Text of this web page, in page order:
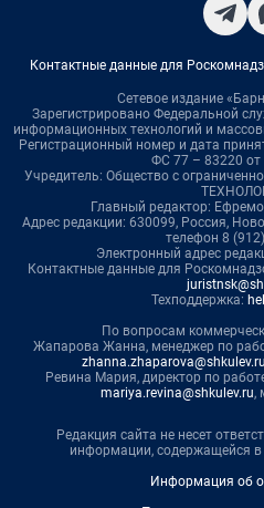
Контактные данные для
Сетевое издание
Зарегистрировано Федеральной
информационных технологий и
Регистрационный номер и дата
ФС 77 – 83220 от
Учредитель: Общество с
Главный редактор:
Адрес редакции: 630099, Россия,
телефон 8
Электронный адрес
Контактные данные для
Техподдержка:
По вопросам
Жапарова Жанна, менеджер по
zhanna.zhaparova@shkulev.ru
Ревина Мария, директор по
mariya.revina@shkulev.ru,
Редакция сайта не несет
информации, содержащейся
Информация об